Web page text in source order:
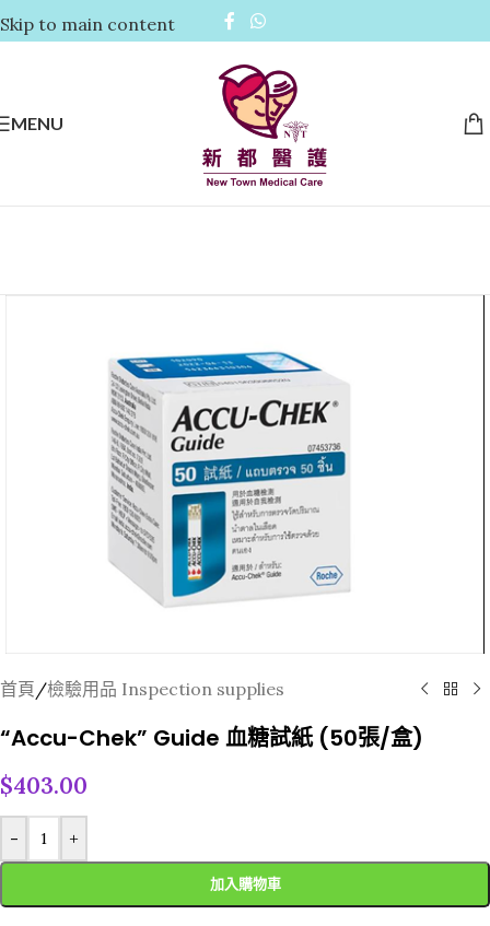
Skip to main content
MENU
首頁/檢驗用品 Inspection supplies
“Accu-Chek” Guide 血糖試紙 (50張/盒)
$403.00
- +
加入購物車